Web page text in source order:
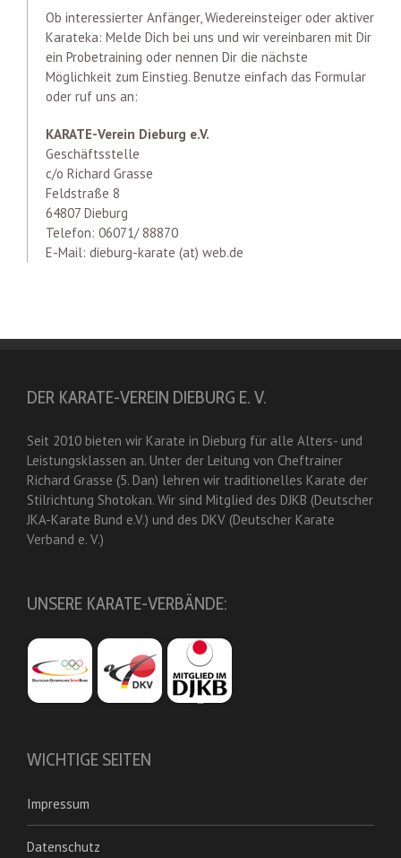
Ob interessierter Anfänger, Wiedereinsteiger oder aktiver
Karateka: Melde Dich bei uns und wir vereinbaren mit Dir
ein Probetraining oder nennen Dir die nächste
Möglichkeit zum Einstieg. Benutze einfach das Formular
oder ruf uns an:
KARATE-Verein Dieburg e.V.
Geschäftsstelle
c/o Richard Grasse
Feldstraße 8
64807 Dieburg
Telefon: 06071/ 88870
E-Mail: dieburg-karate (at) web.de
DER KARATE-VEREIN DIEBURG E. V.
Seit 2010 bieten wir Karate in Dieburg für alle Alters- und
Leistungsklassen an. Unter der Leitung von Cheftrainer
Richard Grasse (5. Dan) lehren wir traditionelles Karate der
Stilrichtung Shotokan. Wir sind Mitglied des DJKB (Deutscher
JKA-Karate Bund e.V.) und des DKV (Deutscher Karate
Verband e. V.)
UNSERE KARATE-VERBÄNDE:
WICHTIGE SEITEN
Impressum
Datenschutz